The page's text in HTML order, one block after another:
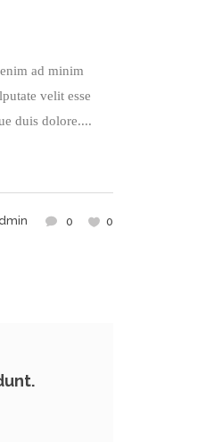
ad minim
velit esse
duis dolore....
0 0